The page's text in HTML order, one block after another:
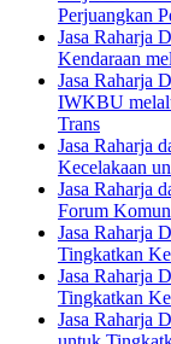
Perjuangkan
Jasa Raharja
Kendaraan
Jasa Raharja
IWKBU
Trans
Jasa Raharja
Kecelakaan
Jasa Raharja
Forum
Jasa Raharja
Tingkatkan
Jasa Raharja
Tingkatkan
Jasa Raharja